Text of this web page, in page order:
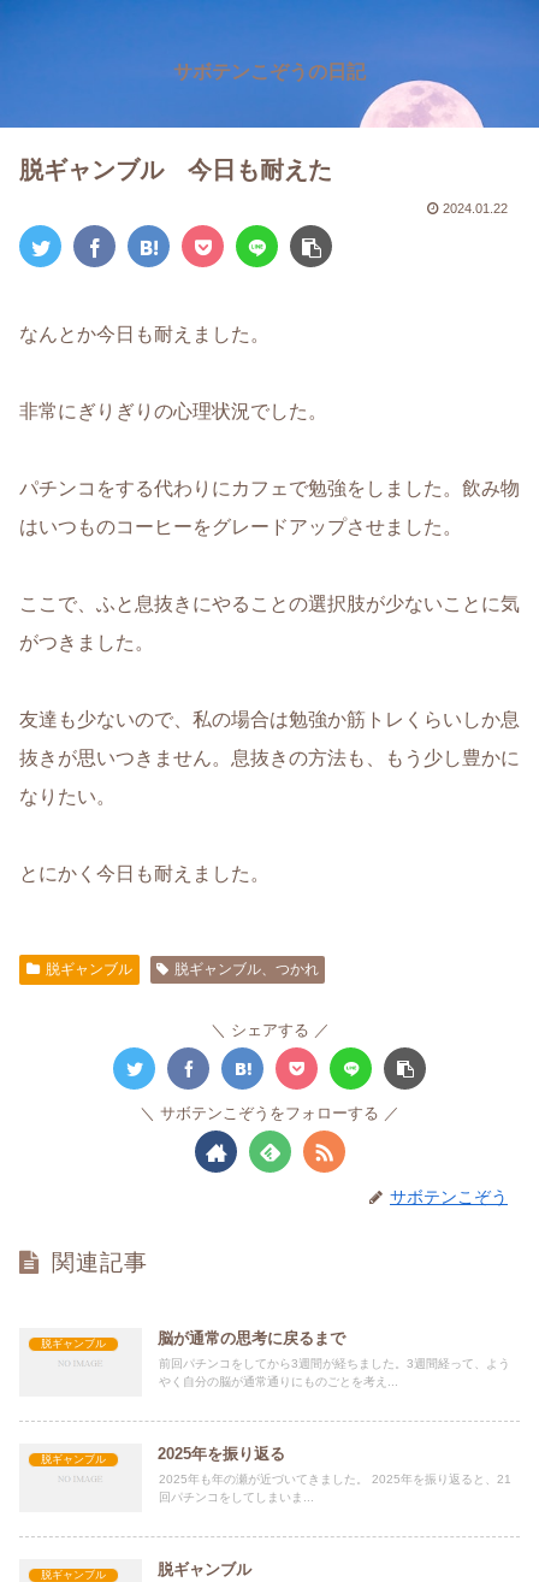
サボテンこぞうの日記
脱ギャンブル 今日も耐えた
2024.01.22
なんとか今日も耐えました。
非常にぎりぎりの心理状況でした。
パチンコをする代わりにカフェで勉強をしました。飲み物
はいつものコーヒーをグレードアップさせました。
ここで、ふと息抜きにやることの選択肢が少ないことに気
がつきました。
友達も少ないので、私の場合は勉強か筋トレくらいしか息
抜きが思いつきません。息抜きの方法も、もう少し豊かに
なりたい。
とにかく今日も耐えました。
脱ギャンブル 脱ギャンブル、つかれ
シェアする
サボテンこぞうをフォローする
サボテンこぞう
関連記事
脱ギャンブル 脳が通常の思考に戻るまで
前回パチンコをしてから3週間が経ちました。3週間経って、よう
やく自分の脳が通常通りにものごとを考え...
脱ギャンブル 2025年を振り返る
2025年も年の瀬が近づいてきました。 2025年を振り返ると、21
回パチンコをしてしまいま...
脱ギャンブル 脱ギャンブル